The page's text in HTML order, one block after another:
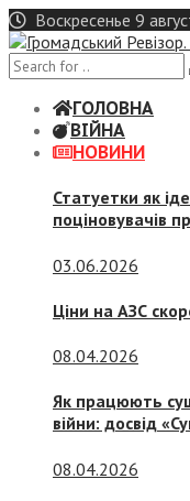
Skip
to
content
Воскресенье 9
ГОЛОВНА
ВІЙНА
НОВИНИ
Статуетки як
поціновувачів
03.06.2026
Ціни на АЗС
08.04.2026
Як працюють
війни: досвід
08.04.2026